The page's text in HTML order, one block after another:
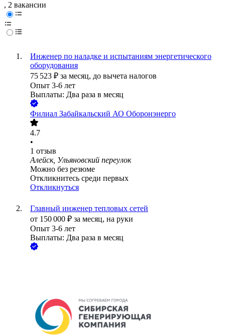
, 2 вакансии
Инженер по наладке и испытаниям энергетического
оборудования
75 523 ₽ за месяц, до вычета налогов
Опыт 3-6 лет
Выплаты: Два раза в месяц
Филиал Забайкальский АО Оборонэнерго
4.7
•
1 отзыв
Алейск, Ульяновский переулок
Можно без резюме
Откликнитесь среди первых
Откликнуться
Главный инженер тепловых сетей
от 150 000 ₽ за месяц, на руки
Опыт 3-6 лет
Выплаты: Два раза в месяц